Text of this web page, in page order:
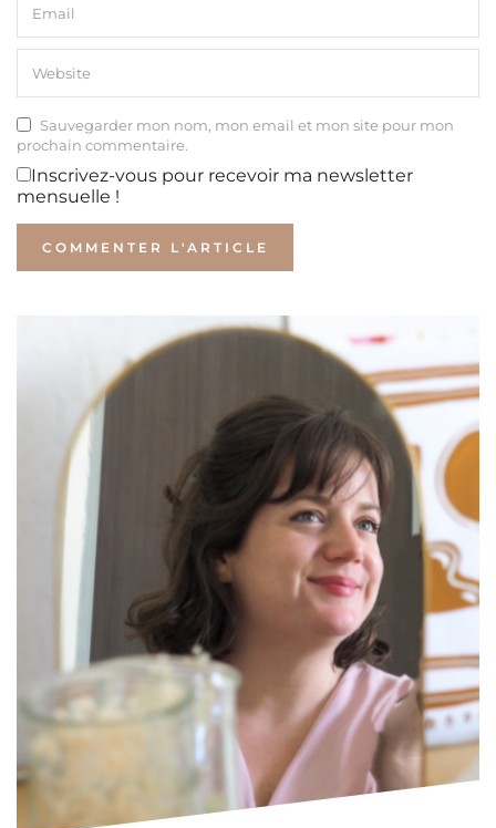
Sauvegarder mon nom, mon email et mon site pour mon
prochain commentaire.
Inscrivez-vous pour recevoir ma newsletter
mensuelle !